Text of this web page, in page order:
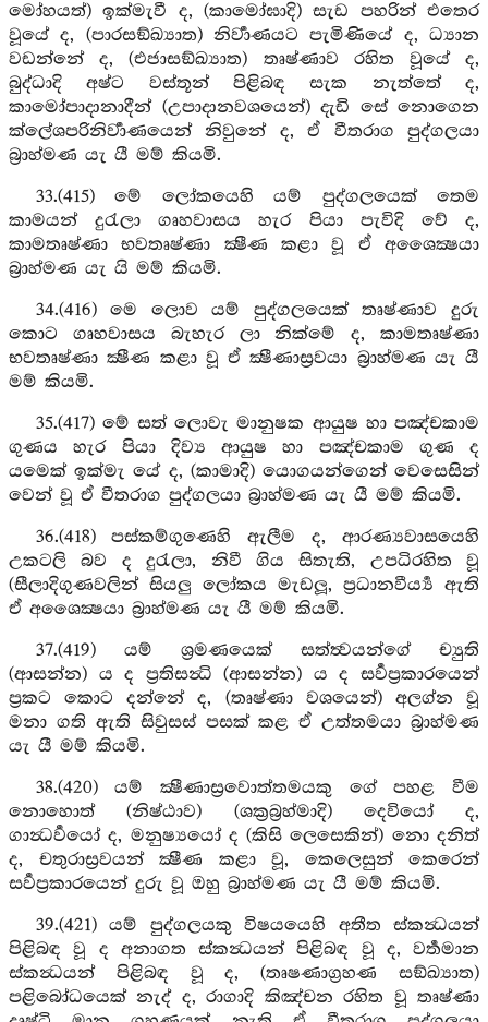
මෝහයත්) ඉක්මැවී ද, (කාමෝඝාදි) සැඩ පහරින් එතෙර
වූයේ ද, (පාරසඞ්ඛ්‍යාත) නිර්‍වාණයට පැමිණියේ ද, ධ්‍යාන
වඩන්නේ ද, (එජාසඞ්ඛ්‍යාත) තෘෂ්ණාව රහිත වූයේ ද,
බුද්ධාදි අෂ්ට වස්තූන් පිළිබඳ සැක නැත්තේ ද,
කාමෝපාදානාදීන් (උපාදානවශයෙන්) දැඩි සේ නොගෙන
ක්ලේශපරිනිර්‍වාණයෙන් නිවුනේ ද, ඒ වීතරාග පුද්ගලයා
බ්‍රාහ්මණ යැ යී මම් කියමි.
33.(415) මේ ලෝකයෙහි යම් පුද්ගලයෙක් තෙම
කාමයන් දුරැලා ගෘහවාසය හැර පියා පැවිදි වේ ද,
කාමතෘෂ්ණා භවතෘෂ්ණා ක්‍ෂීණ කළා වූ ඒ අශෛක්‍ෂයා
බ්‍රාහ්මණ යැ යි මම් කියමි.
34.(416) මෙ ලොව යම් පුද්ගලයෙක් තෘෂ්ණාව දුරු
කොට ගෘහවාසය බැහැර ලා නික්මේ ද, කාමතෘෂ්ණා
භවතෘෂ්ණා ක්‍ෂීණ කළා වූ ඒ ක්‍ෂීණාස්‍රවයා බ්‍රාහ්මණ යැ යී
මම් කියමි.
35.(417) මේ සත් ලොවැ මානුෂක ආයුෂ හා පඤ්චකාම
ගුණය හැර පියා දිව්‍ය ආයුෂ හා පඤ්චකාම ගුණ ද
යමෙක් ඉක්මැ යේ ද, (කාමාදි) යොගයන්ගෙන් වෙසෙසින්
වෙන් වූ ඒ වීතරාග පුද්ගලයා බ්‍රාහ්මණ යැ යී මම් කියමි.
36.(418) පස්කම්ගුණෙහි ඇලීම ද, ආරණ්‍යවාසයෙහි
උකටලි බව ද දුරැලා, නිවී ගිය සිතැති, උපධිරහිත වූ
(සීලාදිගුණවලින් සියලු ලෝකය මැඩලූ, ප්‍රධානවීර්‍ය්‍ය ඇති
ඒ අශෛක්‍ෂයා බ්‍රාහ්මණ යැ යී මම් කියමි.
37.(419) යම් ශ්‍රමණයෙක් සත්ත්‍වයන්ගේ ච්‍යුති
(ආසන්න) ය ද ප්‍රතිසන්‍ධි (ආසන්න) ය ද සර්‍වප්‍රකාරයෙන්
ප්‍රකට කොට දන්නේ ද, (තෘෂ්ණා වශයෙන්) අලග්න වූ
මනා ගති ඇති සිවුසස් පසක් කළ ඒ උත්තමයා බ්‍රාහ්මණ
යැ යී මම් කියමි.
38.(420) යම් ක්‍ෂීණාස්‍රවොත්තමයකු ගේ පහළ වීම
නොහොත් (නිෂ්ඨාව) (ශක්‍රබ්‍රහ්මාදි) දෙවියෝ ද,
ගාන්‍ධර්‍වයෝ ද, මනුෂ්‍යයෝ ද (කිසි ලෙසෙකින්) නො දනිත්
ද, චතුරාස්‍රවයන් ක්‍ෂීණ කළා වූ, කෙලෙසුන් කෙරෙන්
සර්‍වප්‍රකාරයෙන් දුරු වූ ඔහු බ්‍රාහ්මණ යැ යී මම් කියමි.
39.(421) යම් පුද්ගලයකු විෂයයෙහි අතීත ස්කන්‍ධයන්
පිළිබඳ වූ ද අනාගත ස්කන්‍ධයන් පිළිබඳ වූ ද, වර්‍තමාන
ස්කන්‍ධයන් පිළිබඳ වූ ද, (තෘෂණාග්‍රහණ සඞ්ඛ්‍යාත)
පළිබෝධයෙක් නැද් ද, රාගාදි කිඤ්චන රහිත වූ තෘෂ්ණා